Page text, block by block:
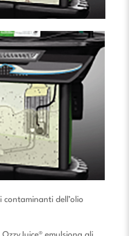
contaminanti dell’olio